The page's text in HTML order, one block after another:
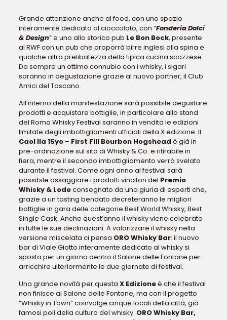
Grande attenzione anche al food, con uno spazio
interamente dedicato al cioccolato, con “Fonderia Dolci
& Design” e uno allo storico pub Le Bon Bock, presente
al RWF con un pub che proporrà birre inglesi alla spina e
qualche altra prelibatezza della tipica cucina scozzese.
Da sempre un ottimo connubio con i whisky, i sigari
saranno in degustazione grazie al nuovo partner, il Club
Amici del Toscano.
All’interno della manifestazione sarà possibile degustare
prodotti e acquistare bottiglie, in particolare allo stand
del Roma Whisky Festival saranno in vendita le edizioni
limitate degli imbottigliamenti ufficiali della X edizione. Il
Caol Ila 15yo– First Fill Bourbon Hogshead è già in
pre-ordinazione sul sito di Whisky & Co. e ritirabile in
fiera, mentre il secondo imbottigliamento verrà svelato
durante il festival. Come ogni anno al festival sarà
possibile assaggiare i prodotti vincitori del Premio
Whisky & Lodeconsegnato da una giuria di esperti che,
grazie a un tasting bendato decreteranno le migliori
bottiglie in gara delle categorie Best World Whisky, Best
Single Cask. Anche quest’anno il whisky viene celebrato
in tutte le sue declinazioni. A valorizzare il whisky nella
versione miscelata ci pensa ORO Whisky Bar: il nuovo
bar di Viale Giotto interamente dedicato al whisky si
sposta per un giorno dentro il Salone delle Fontane per
arricchire ulteriormente le due giornate di festival.
Una grande novità per questa X Edizioneè che il festival
non finisce al Salone delle Fontane, ma con il progetto
“Whisky in Town” coinvolge cinque locali della città, già
famosi poli della cultura del whisky. ORO Whisky Bar,